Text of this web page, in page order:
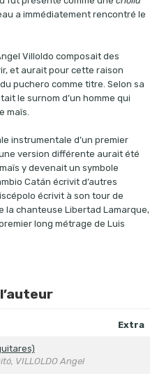
a immédiatement rencontré le
Villoldo composait des
et aurait pour cette raison
puchero comme titre. Selon sa
le surnom d’un homme qui
maïs.
instrumentale d’un premier
version différente aurait été
y devenait un symbole
Catán écrivit d’autres
écrivit à son tour de
la chanteuse Libertad Lamarque,
long métrage de Luis
Extra
VILLOLDO Angel